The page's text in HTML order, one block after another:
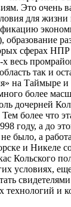
Это очень
для
образование
сферах НПР
весь
так и
на Таймыре
более
дочерней
более что
году, а до
было, а
и Никеле
Кольского
условиях,
технологий и